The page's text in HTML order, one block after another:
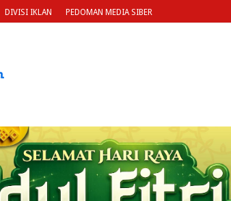
DIVISI IKLAN PEDOMAN MEDIA SIBER